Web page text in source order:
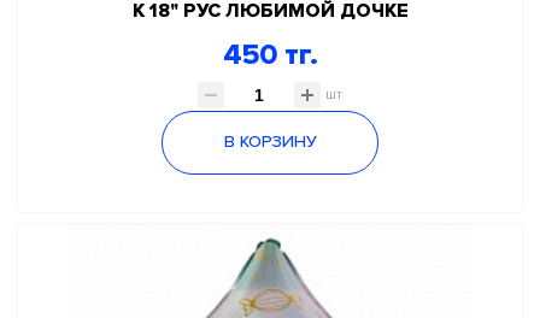
К 18" РУС ЛЮБИМОЙ ДОЧКЕ
450 тг.
шт
В КОРЗИНУ